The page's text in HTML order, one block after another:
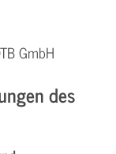
GmbH
des